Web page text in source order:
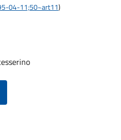
04-11;50~art11)